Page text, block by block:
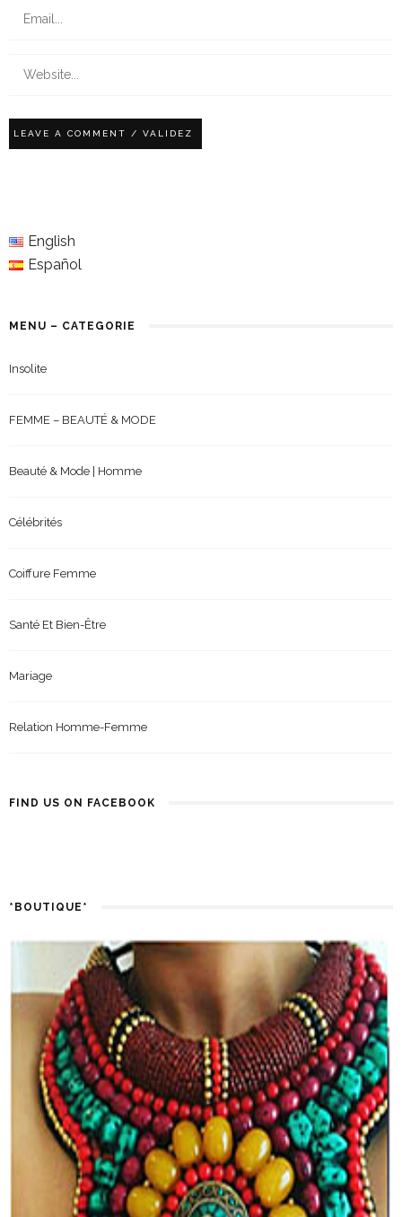
English
Español
MENU – CATEGORIE
Insolite
FEMME – BEAUTÉ & MODE
Beauté & Mode | Homme
Célébrités
Coiffure Femme
Santé Et Bien-Être
Mariage
Relation Homme-Femme
FIND US ON FACEBOOK
*BOUTIQUE*